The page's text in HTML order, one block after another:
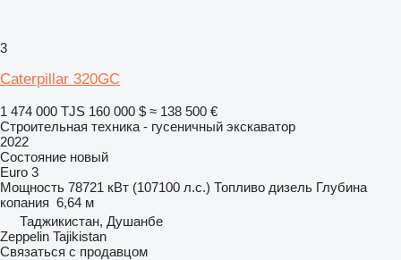
3
Caterpillar 320GC
1 474 000 TJS 160 000 $ ≈ 138 500 €
Строительная техника - гусеничный экскаватор
2022
Состояние новый
Euro 3
Мощность 78721 кВт (107100 л.с.) Топливо дизель Глубина
копания 6,64 м
Таджикистан, Душанбе
Zeppelin Tajikistan
Связаться с продавцом